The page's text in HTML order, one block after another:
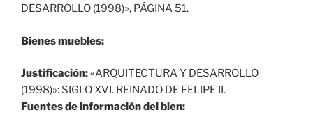
DESARROLLO (1998)», PÁGINA 51.
Bienes muebles:
Justificación:«ARQUITECTURA Y DESARROLLO
(1998)»: SIGLO XVI. REINADO DE FELIPE II.
Fuentes de información del bien: